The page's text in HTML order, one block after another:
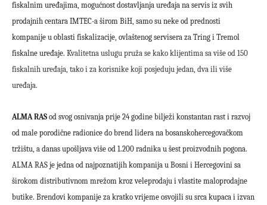
fiskalnim uređajima, mogućnost dostavljanja uređaja na servis iz svih
prodajnih centara IMTEC-a širom BiH, samo su neke od prednosti
kompanije u oblasti fiskalizacije, ovlaštenog servisera za Tring i Tremol
fiskalne uređaje. Kvalitetna uslugu pruža se kako klijentima sa više od 150
fiskalnih uređaja, tako i za korisnike koji posjeduju jedan, dva ili više
uređaja.
ALMA RAS od svog osnivanja prije 24 godine bilježi konstantan rast i razvoj
od male porodične radionice do brend lidera na bosanskohercegovačkom
tržištu, a danas upošljava više od 1.200 radnika u šest proizvodnih pogona.
ALMA RAS je jedna od najpoznatijih kompanija u Bosni i Hercegovini sa
širokom distributivnom mrežom kroz veleprodaju i vlastite maloprodajne
butike. Brendovi kompanije za kratko vrijeme osvojili su srca kupaca i izvan